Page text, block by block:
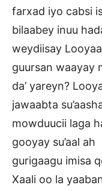
farxad iyo cabsi
bilaabey inuu
weydiisay
guursan waayay
da’ yareyn?
jawaabta
mowduucii laga
gooyay su’aal ah
gurigaagu imisa
Xaali oo la